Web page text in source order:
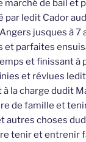
marché de bail et
par ledit Cador
jusques à 7
parfaites
et finissant à
et révlues
la charge dudit
de famille et
autres choses
tenir et entrenir